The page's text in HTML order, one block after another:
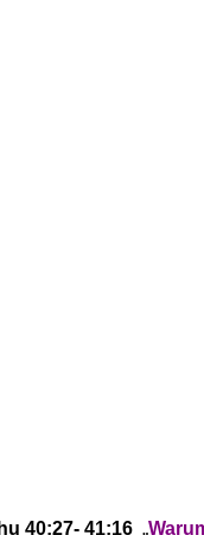
40:27- 41:16 „